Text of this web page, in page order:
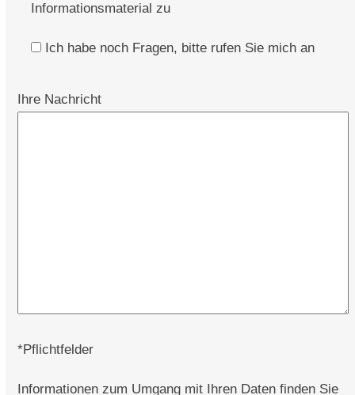
Informationsmaterial zu
Ich habe noch Fragen, bitte rufen Sie mich an
Ihre Nachricht
*Pflichtfelder
Informationen zum Umgang mit Ihren Daten finden Sie